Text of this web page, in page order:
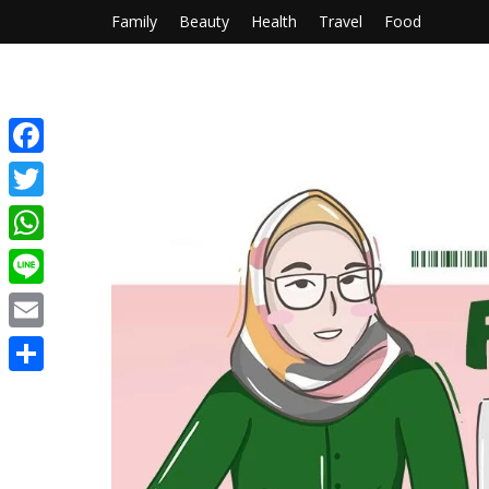
Family Beauty Health Travel Food
Facebook
Twitter
WhatsApp
Line
Email